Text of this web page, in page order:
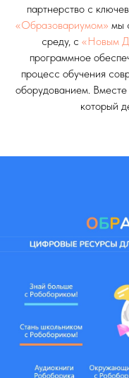
партнерство с
«Образовариумом» мы
среду, с «Новым
программное
процесс обучения
оборудованием.
который